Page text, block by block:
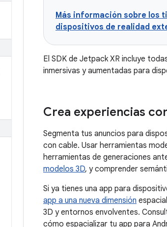
Más información sobre los
dispositivos de realidad
El SDK de Jetpack XR incluye
inmersivas y aumentadas para
Crea experiencias
Segmenta tus anuncios para
con cable. Usar herramientas
herramientas de generaciones
modelos 3D, y comprender
Si ya tienes una app para
app a una nueva dimensión
3D y entornos envolventes.
cómo espacializar tu app para